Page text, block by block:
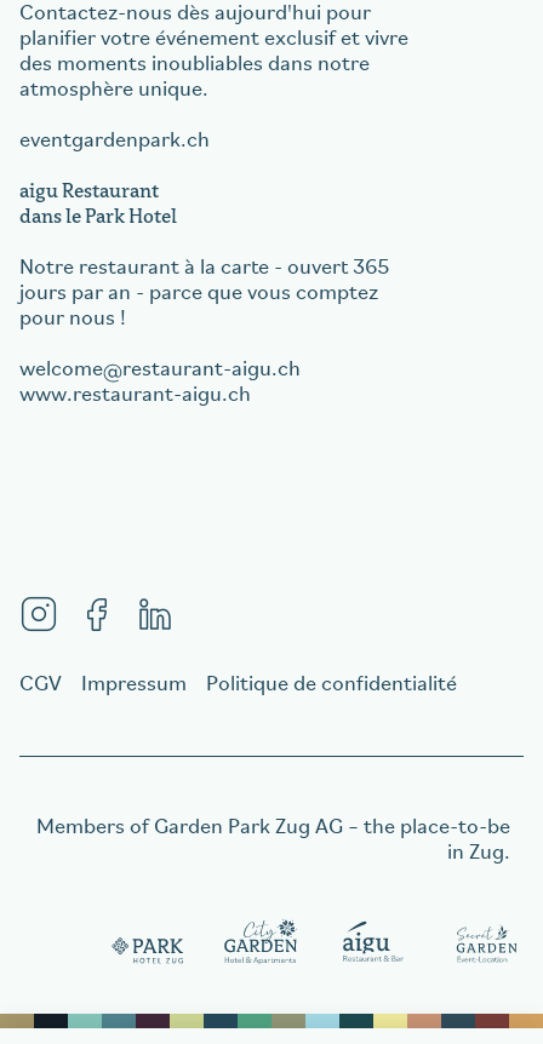
Commander un bon cadeau
Commander un bon cadeau
Contactez-nous dès aujourd'hui pour
planifier votre événement exclusif et vivre
des moments inoubliables dans notre
atmosphère unique.
eventgardenpark.ch
aigu Restaurant
dans le Park Hotel
Notre restaurant à la carte - ouvert 365
jours par an - parce que vous comptez
pour nous !
welcome
restaurant-aigu.ch
www.restaurant-aigu.ch
CGV Impressum Politique de confidentialité
Members of Garden Park Zug AG– the place-to-be
in Zug.